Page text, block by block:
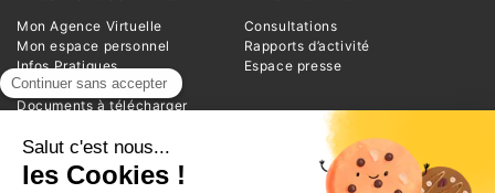
Mon Agence Virtuelle
Mon espace personnel
Infos Pratiques
Magazine Entrée
Documents à télécharger
Consultations
Rapports d’activité
Espace presse
INFORMATIONS